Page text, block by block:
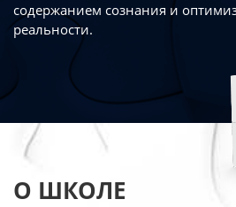
содержанием сознания и
реальности.
О ШКОЛЕ